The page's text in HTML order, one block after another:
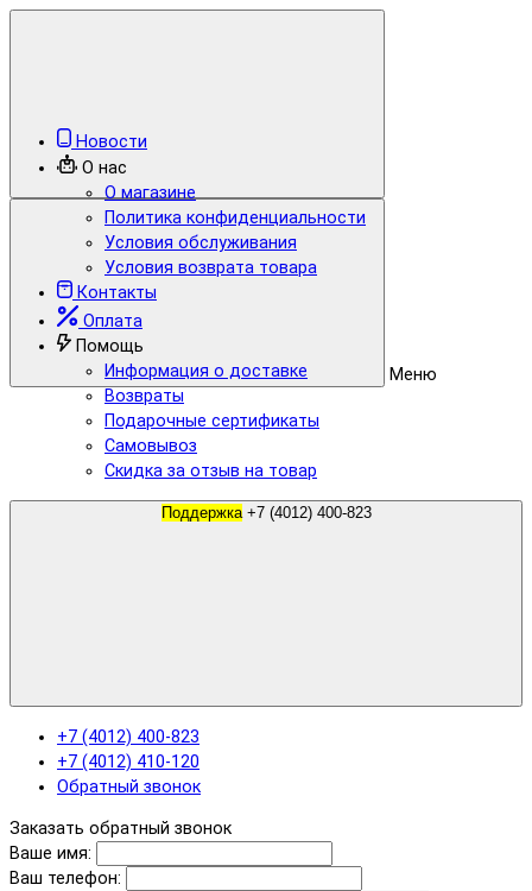
Меню
Новости
О нас
О магазине
Политика конфиденциальности
Условия обслуживания
Условия возврата товара
Контакты
Оплата
Помощь
Информация о доставке
Возвраты
Подарочные сертификаты
Самовывоз
Скидка за отзыв на товар
Поддержка +7 (4012) 400-823
+7 (4012) 400-823
+7 (4012) 410-120
Обратный звонок
Заказать обратный звонок
Ваше имя:
Ваш телефон: